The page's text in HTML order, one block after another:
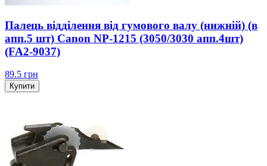
Палець відділення від гумового валу (нижній) (в
апп.5 шт) Canon NP-1215 (3050/3030 апп.4шт)
(FA2-9037)
89.5 грн
Купити